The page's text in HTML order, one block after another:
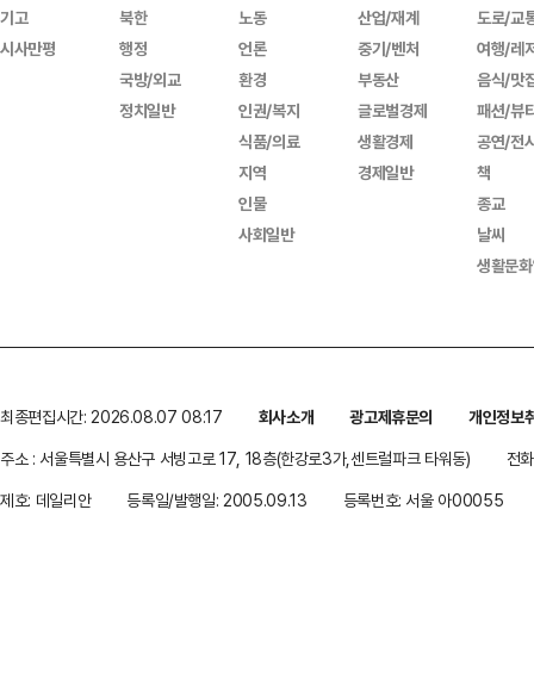
기고
시사만평
북한
행정
국방/외교
정치일반
노동
언론
환경
인권/복지
식품/의료
지역
인물
사회일반
산업/재계
중기/벤처
부동산
글로벌경제
생활경제
경제일반
도로/교
여행/레
음식/맛
패션/뷰
공연/전
책
종교
날씨
생활문
최종편집시간: 2026.08.07 08:17 회사소개 광고제휴문의
개인정보
주소 : 서울특별시 용산구 서빙고로 17, 18층(한강로3가,센트럴파크 타워동)
전
제호: 데일리안
등록일/발행일: 2005.09.13 등록번호: 서울 아00055